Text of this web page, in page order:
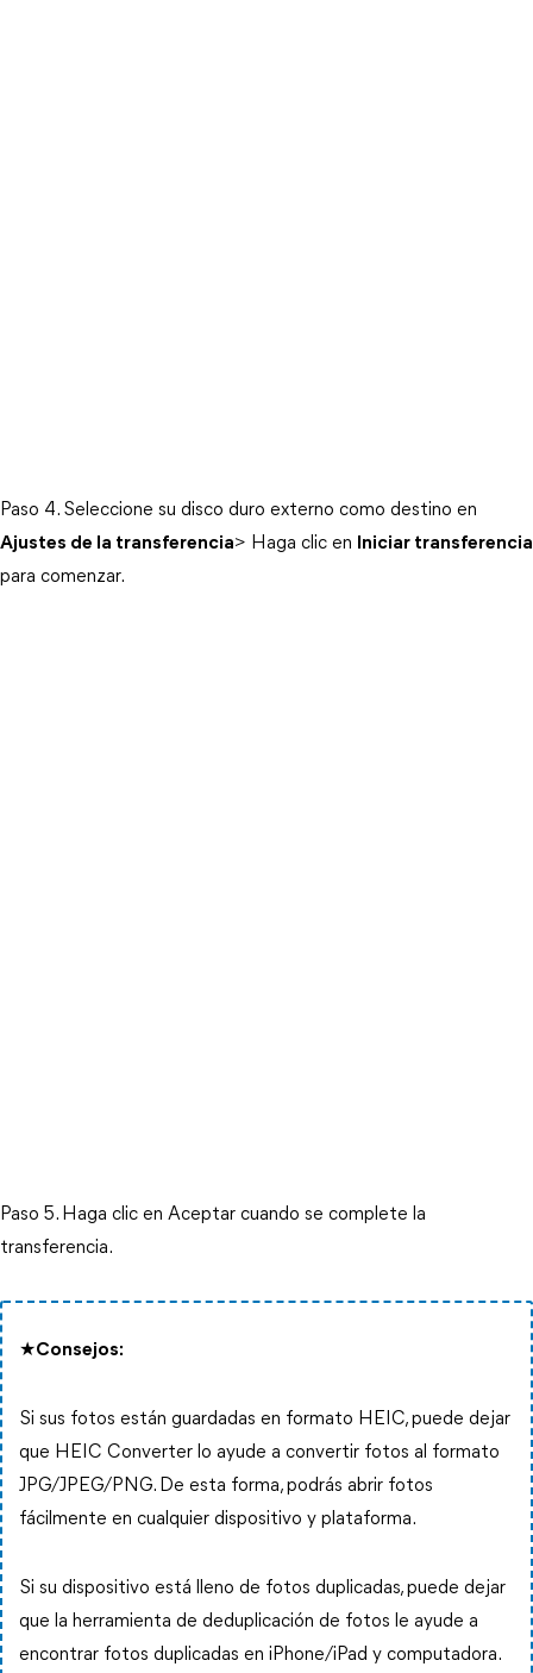
Paso 4. Seleccione su disco duro externo como destino en
Ajustes de la transferencia> Haga clic en Iniciar transferencia
para comenzar.
Paso 5. Haga clic en Aceptar cuando se complete la
transferencia.
★Consejos:
Si sus fotos están guardadas en formato HEIC, puede dejar
que HEIC Converter lo ayude a convertir fotos al formato
JPG/JPEG/PNG. De esta forma, podrás abrir fotos
fácilmente en cualquier dispositivo y plataforma.
Si su dispositivo está lleno de fotos duplicadas, puede dejar
que la herramienta de deduplicación de fotos le ayude a
encontrar fotos duplicadas en iPhone/iPad y computadora.